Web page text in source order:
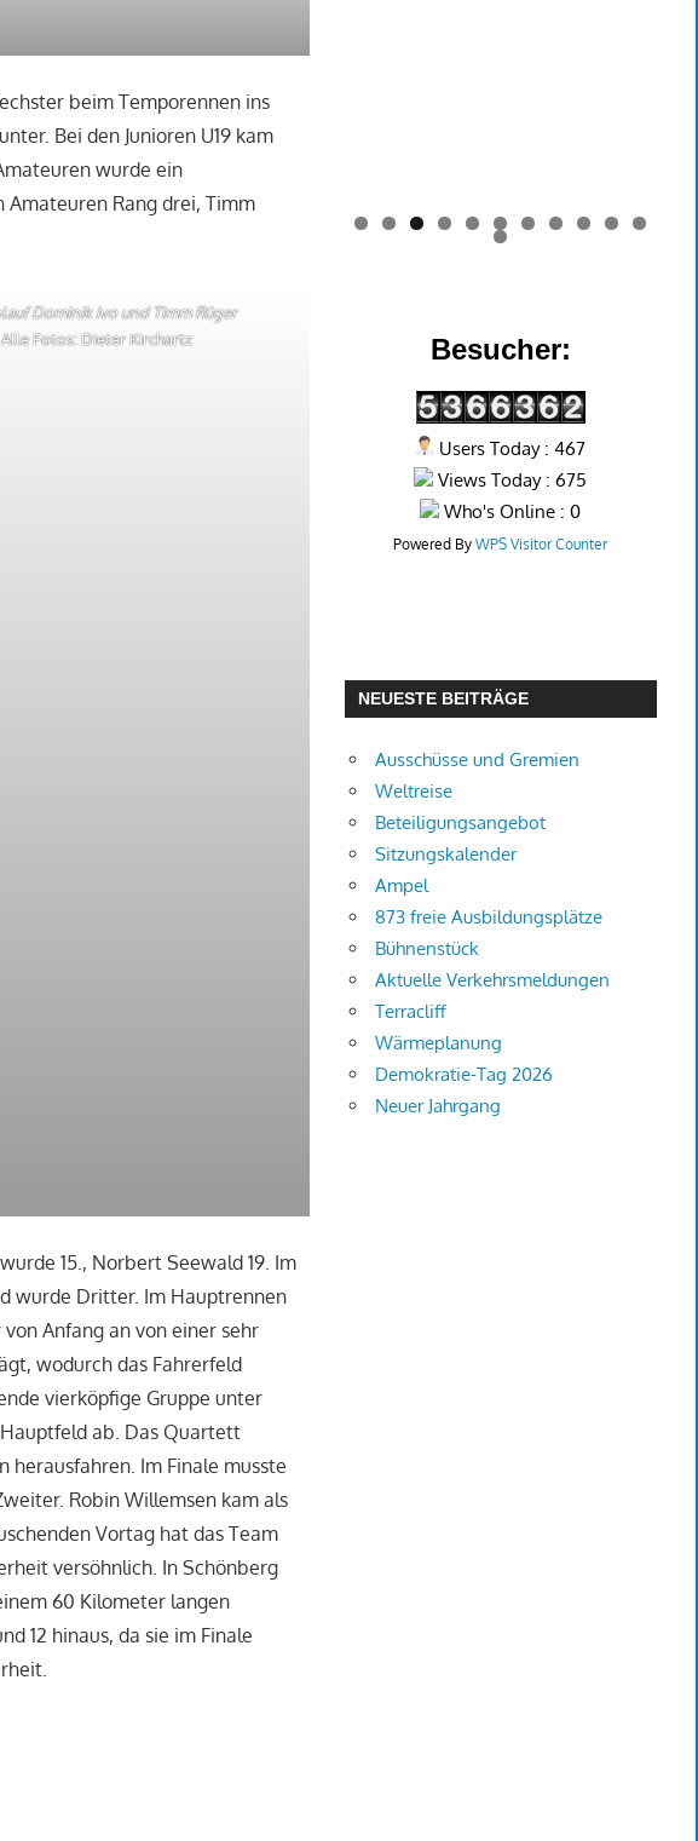
beim Temporennen ins
Bei den Junioren U19 kam
wurde ein
Rang drei, Timm
Dominik Ivo und Timm Rüger
Alle Fotos: Dieter Kirchartz
15., Norbert Seewald 19. Im
wurde Dritter. Im Hauptrennen
Anfang an von einer sehr
wodurch das Fahrerfeld
vierköpfige Gruppe unter
ab. Das Quartett
Im Finale musste
Robin Willemsen kam als
Vortag hat das Team
versöhnlich. In Schönberg
60 Kilometer langen
12 hinaus, da sie im Finale
0 1
2
Besucher:
Users Today : 467
Views Today : 675
Who's Online : 0
Powered ByWPS Visitor Counter
NEUESTE BEITRÄGE
Ausschüsse und Gremien
Weltreise
Beteiligungsangebot
Sitzungskalender
Ampel
873 freie Ausbildungsplätze
Bühnenstück
Aktuelle Verkehrsmeldungen
Terracliff
Wärmeplanung
Demokratie-Tag 2026
Neuer Jahrgang